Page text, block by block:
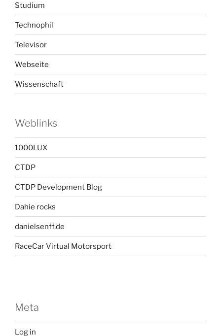
Studium
Technophil
Televisor
Webseite
Wissenschaft
Weblinks
1000LUX
CTDP
CTDP Development Blog
Dahie rocks
danielsenff.de
RaceCar Virtual Motorsport
Meta
Log in